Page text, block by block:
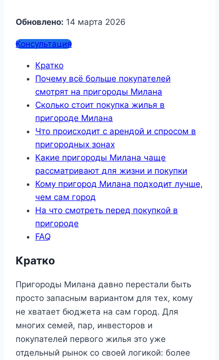
Обновлено: 14 марта 2026
Консультация
Кратко
Почему всё больше покупателей
смотрят на пригороды Милана
Сколько стоит покупка жилья в
пригороде Милана
Что происходит с арендой и спросом в
пригородных зонах
Какие пригороды Милана чаще
рассматривают для жизни и покупки
Кому пригород Милана подходит лучше,
чем сам город
На что смотреть перед покупкой в
пригороде
FAQ
Кратко
Пригороды Милана давно перестали быть
просто запасным вариантом для тех, кому
не хватает бюджета на сам город. Для
многих семей, пар, инвесторов и
покупателей первого жилья это уже
отдельный рынок со своей логикой: более